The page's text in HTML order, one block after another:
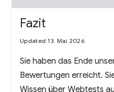
Fazit
Updated 13. Mai 2026
Sie haben das Ende
Bewertungen erreicht.
Wissen über Webtests